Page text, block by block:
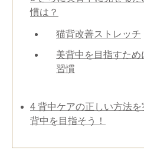
慣は？
猫背改善ストレッチ
美背中を目指すた
習慣
4 背中ケアの正しい方法
背中を目指そう！